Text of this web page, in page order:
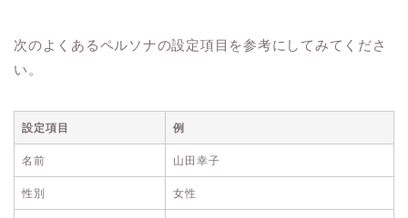
次のよくあるペルソナの設定項目を参考にしてみてくださ
い。
設定項目 例
名前 山田幸子
性別 女性